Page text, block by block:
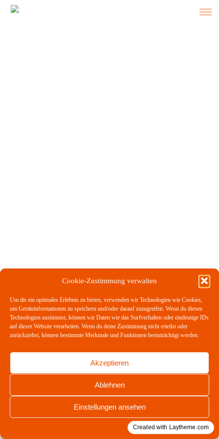
Cookie-Zustimmung verwalten
Um dir ein optimales Erlebnis zu bieten, verwenden wir Technologien wie Cookies,
um Geräteinformationen zu speichern und/oder darauf zuzugreifen. Wenn du diesen
Technologien zustimmst, können wir Daten wie das Surfverhalten oder eindeutige IDs
auf dieser Website verarbeiten. Wenn du deine Zustimmung nicht erteilst oder
zurückziehst, können bestimmte Merkmale und Funktionen beeinträchtigt werden.
Akzeptieren
Ablehnen
Einstellungen ansehen
DatenschutzerklärungImpressum
Created with Laytheme.com